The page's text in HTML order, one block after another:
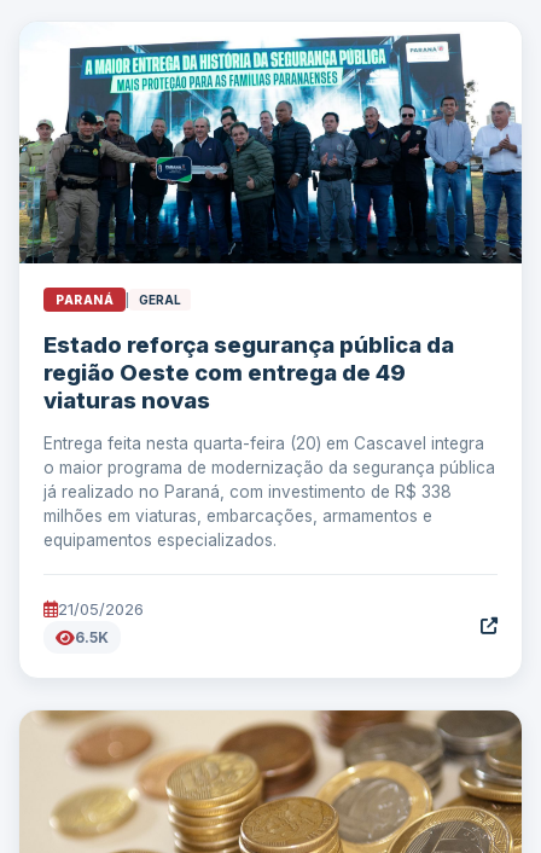
PARANÁ GERAL
Estado reforça segurança pública da
região Oeste com entrega de 49
viaturas novas
Entrega feita nesta quarta-feira (20) em Cascavel integra
o maior programa de modernização da segurança pública
já realizado no Paraná, com investimento de R$ 338
milhões em viaturas, embarcações, armamentos e
equipamentos especializados.
21/05/2026
6.5K